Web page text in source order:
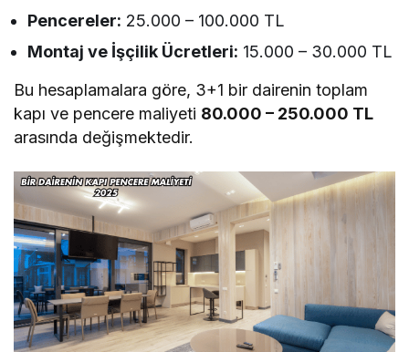
Pencereler: 25.000 – 100.000 TL
Montaj ve İşçilik Ücretleri: 15.000 – 30.000 TL
Bu hesaplamalara göre, 3+1 bir dairenin toplam
kapı ve pencere maliyeti 80.000 – 250.000 TL
arasında değişmektedir.